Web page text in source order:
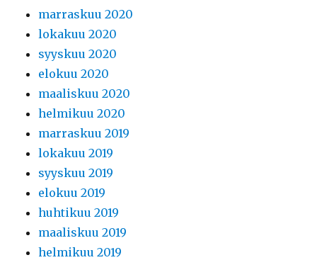
marraskuu 2020
lokakuu 2020
syyskuu 2020
elokuu 2020
maaliskuu 2020
helmikuu 2020
marraskuu 2019
lokakuu 2019
syyskuu 2019
elokuu 2019
huhtikuu 2019
maaliskuu 2019
helmikuu 2019